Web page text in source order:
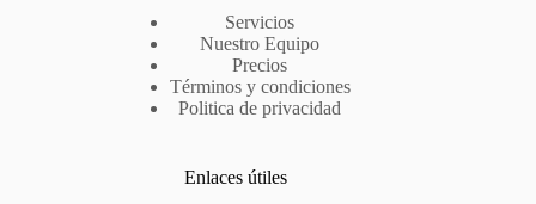
Servicios
Nuestro Equipo
Precios
Términos y condiciones
Politica de privacidad
Enlaces útiles